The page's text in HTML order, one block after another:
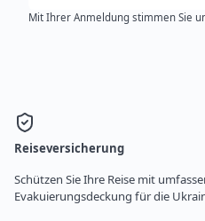
Mit Ihrer Anmeldung stimmen Sie
Reiseversicherung
Schützen Sie Ihre Reise mit
Evakuierungsdeckung für die